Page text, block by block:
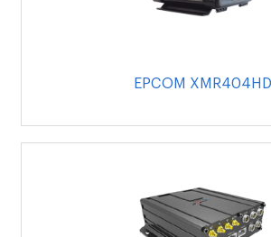
EPCOM XMR404HD